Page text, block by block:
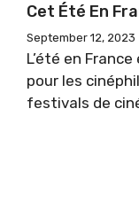
Cet Été En
September 12, 2023
L’été en
pour les
festivals de